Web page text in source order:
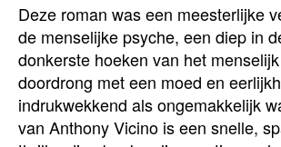
Deze roman was een meesterlijke
de menselijke psyche, een diep in
donkerste hoeken van het
doordrong met een moed en
indrukwekkend als ongemakkelijk
van Anthony Vicino is een snelle,